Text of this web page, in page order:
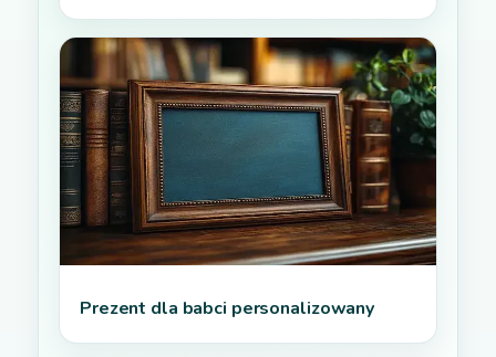
Prezent dla babci personalizowany